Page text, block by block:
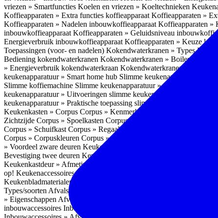
vriezen » Smartfuncties Koelen en vriezen » Koeltechnieken
Koffieapparaten » Extra functies koffieapparaat Koffieapparaten »
Koffieapparaten » Nadelen inbouwkoffieapparaat Koffieapparaten »
inbouwkoffieapparaat Koffieapparaten » Geluidsniveau
Energieverbruik inbouwkoffieapparaat Koffieapparaten » Keuze
Toepassingen (voor- en nadelen) Kokendwaterkranen » Types
Bediening kokendwaterkranen Kokendwaterkranen » Boilers
» Energieverbruik kokendwaterkraan Kokendwaterkranen »
keukenapparatuur » Smart home hub Slimme keukenapparatuur »
Slimme koffiemachine Slimme keukenapparatuur » Slimme stekker
keukenapparatuur » Uitvoeringen slimme keukenapparatuur
keukenapparatuur » Praktische toepassing slimme keukenapparatuur
Keukenkasten » Corpus Corpus » Kenmerken
Zichtzijde Corpus » Spoelkasten Corpus » Soorten keukenkasten
Corpus » Schuifkast Corpus » Regaalkast
Corpus » Corpuskleuren Corpus » Corpus in kleur
» Voordeel zware deuren Keukenkasten » Kastindeling
Bevestiging twee deuren Keukenkastdeur » Vaatwasserdeur
Keukenkastdeur » Afmetingen
op! KeukenaccessoiresKeukenaccessoires » Achterwanden
Keukenbladmaterialen als achterwand
Types/soorten Afvalsystemen » Installatie
» Eigenschappen Afvalsystemen » Inhoud
inbouwaccessoires Inbouwaccessoires » Bestek- en ladeindelingen